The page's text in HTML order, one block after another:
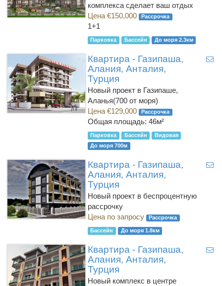
комплекса сделает ваш отдых
Цена €150,000
Рассрочка
1+1
Парковка Бассейн До моря 2.3км
Квартира - Газипаша,
Алания, Анталия,
Турция
Новый проект в Газипаше,
Аланья(700 от моря)
Цена €129,000
Рассрочка
Общая площадь: 46м²
Парковка Бассейн
Видовая
До моря 700м
Квартира - Газипаша,
Алания, Анталия,
Турция
Новый проект в беспроцентную
рассрочку
Цена по запросу
Рассрочка
Бассейн До моря 1.8км
Квартира - Газипаша,
Алания, Анталия,
Турция
Новый комплекс в центре